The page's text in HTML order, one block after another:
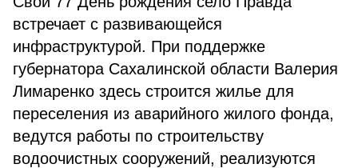
встречает с развивающейся
инфраструктурой. При поддержке
губернатора Сахалинской области Валерия
Лимаренко здесь строится жилье для
переселения из аварийного жилого фонда,
ведутся работы по строительству
водоочистных сооружений, реализуются